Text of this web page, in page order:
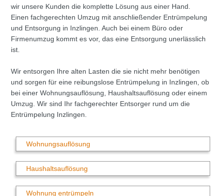
wir unsere Kunden die komplette Lösung aus einer Hand.
Einen fachgerechten Umzug mit anschließender Entrümpelung
und Entsorgung in Inzlingen. Auch bei einem Büro oder
Firmenumzug kommt es vor, das eine Entsorgung unerlässlich
ist.
Wir entsorgen Ihre alten Lasten die sie nicht mehr benötigen
und sorgen für eine reibungslose Entrümpelung in Inzlingen, ob
bei einer Wohnungsauflösung, Haushaltsauflösung oder einem
Umzug. Wir sind Ihr fachgerechter Entsorger rund um die
Entrümpelung Inzlingen.
Wohnungsauflösung
Haushaltsauflösung
Wohnung entrümpeln